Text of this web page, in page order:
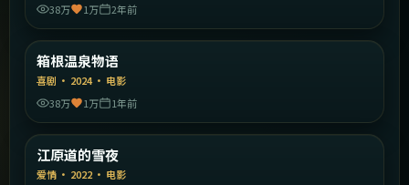
38万
1万 2年前
精选
箱根温泉物语
喜剧 · 2024· 电影
38万
1万 1年前
精选
江原道的雪夜
爱情 · 2022 · 电影